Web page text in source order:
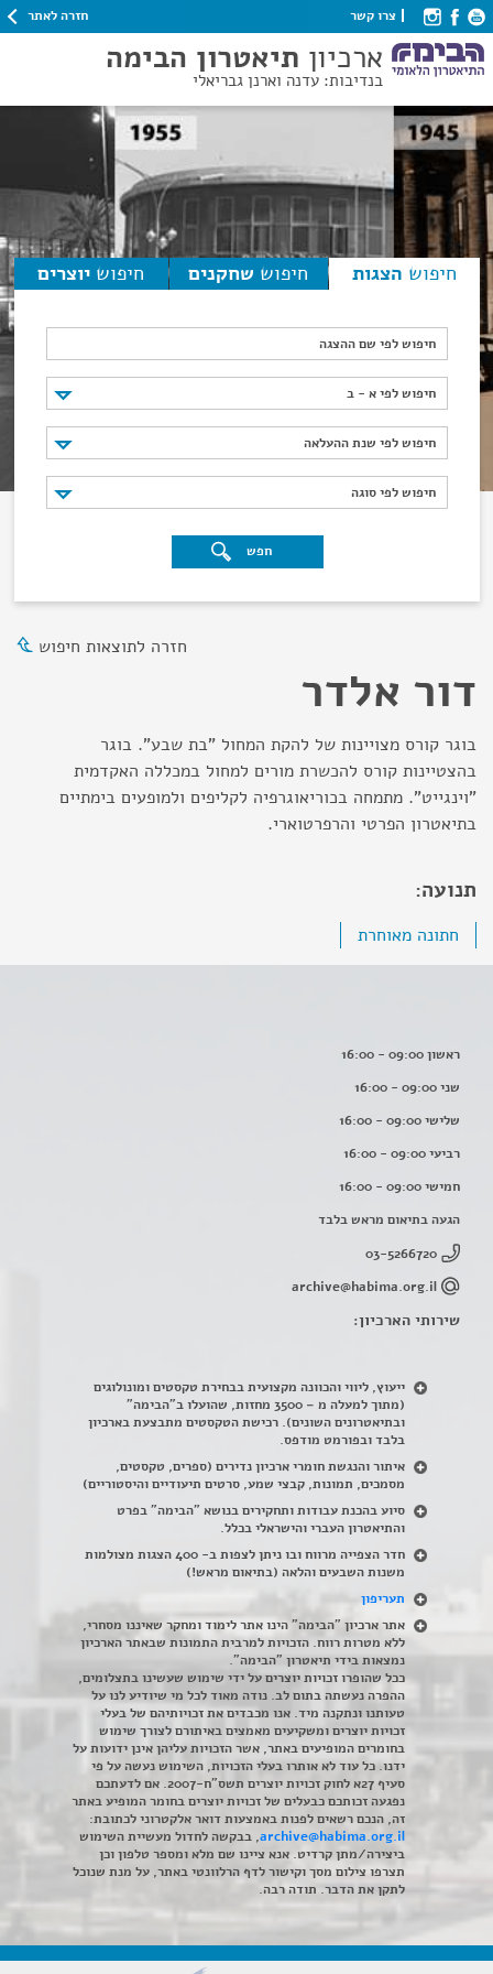
צרו קשר חזרה לאתר
ארכיון תיאטרון הבימה
בנדיבות: עדנה וארנן גבריאלי
חיפוש הצגות חיפוש שחקנים חיפוש יוצרים
חיפוש לפי שם ההצגה
חיפוש לפי א - ב
חיפוש לפי א - ב
חיפוש לפי שנת ההעלאה
חיפוש לפי שנת ההעלאה
חיפוש לפי סוגה
חיפוש לפי סוגה
חפש
חזרה לתוצאות חיפוש
דור אלדר
בוגר קורס מצויינות של להקת המחול "בת שבע". בוגר
בהצטיינות קורס להכשרת מורים למחול במכללה האקדמית
"וינגייט". מתמחה בכוריאוגרפיה לקליפים ולמופעים בימתיים
בתיאטרון הפרטי והרפרטוארי.
תנועה:
חתונה מאוחרת
ראשון 09:00 - 16:00
שני 09:00 - 16:00
שלישי 09:00 - 16:00
רביעי 09:00 - 16:00
חמישי 09:00 - 16:00
הגעה בתיאום מראש בלבד
03-5266720
archive@habima.org.il
שירותי הארכיון:
ייעוץ, ליווי והכוונה מקצועית בבחירת טקסטים ומונולוגים
(מתוך למעלה מ – 3500 מחזות, שהועלו ב"הבימה"
ובתיאטרונים השונים). רכישת הטקסטים מתבצעת בארכיון
בלבד ובפורמט מודפס.
איתור והנגשת חומרי ארכיון נדירים (ספרים, טקסטים,
מסמכים, תמונות, קבצי שמע, סרטים תיעודיים והיסטוריים)
סיוע בהכנת עבודות ותחקירים בנושא "הבימה" בפרט
והתיאטרון העברי והישראלי בכלל.
חדר הצפייה מרווח ובו ניתן לצפות ב- 400 הצגות מצולמות
משנות השבעים והלאה (בתיאום מראש!)
תעריפון
אתר ארכיון "הבימה" הינו אתר לימוד ומחקר שאיננו מסחרי,
ללא מטרות רווח. הזכויות למרבית התמונות שבאתר הארכיון
נמצאות בידי תיאטרון "הבימה".
ככל שהופרו זכויות יוצרים על ידי שימוש שעשינו בתצלומים,
ההפרה נעשתה בתום לב. נודה מאוד לכל מי שיודיע לנו על
טעותנו ונתקנה מיד. אנו מכבדים את זכויותיהם של בעלי
זכויות יוצרים ומשקיעים מאמצים באיתורם לצורך שימוש
בחומרים המופיעים באתר, אשר הזכויות עליהן אינן ידועות על
ידנו. כל עוד לא אותרו בעלי הזכויות, השימוש נעשה על פי
סעיף 27א לחוק זכויות יוצרים תשס"ח-2007. אם לדעתכם
נפגעה זכותכם כבעלים של זכויות יוצרים בחומר המופיע באתר
זה, הנכם רשאים לפנות באמצעות דואר אלקטרוני לכתובת:
archive@habima.org.il, בבקשה לחדול מעשיית השימוש
ביצירה/מתן קרדיט. אנא ציינו שם מלא ומספר טלפון וכן
תצרפו צילום מסך וקישור לדף הרלוונטי באתר, על מנת שנוכל
לתקן את הדבר. תודה רבה.